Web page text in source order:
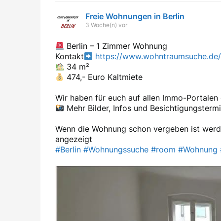
Freie Wohnungen in Berlin
3 Woche(n) vor
Berlin – 1 Zimmer Wohnung
Kontakt
https://
34 m²
474,- Euro Kaltmiete
Wir haben für euch auf allen Immo-
Mehr Bilder, Infos und
Wenn die Wohnung schon vergeben ist
angezeigt
#Berlin #Wohnungssuche #room #Wohnung